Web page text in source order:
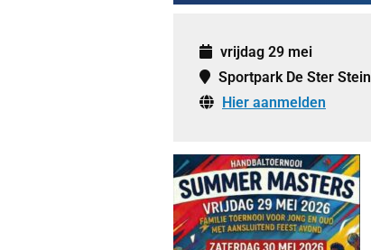
vrijdag 29 mei
Sportpark De Ster Stein
Hier aanmelden